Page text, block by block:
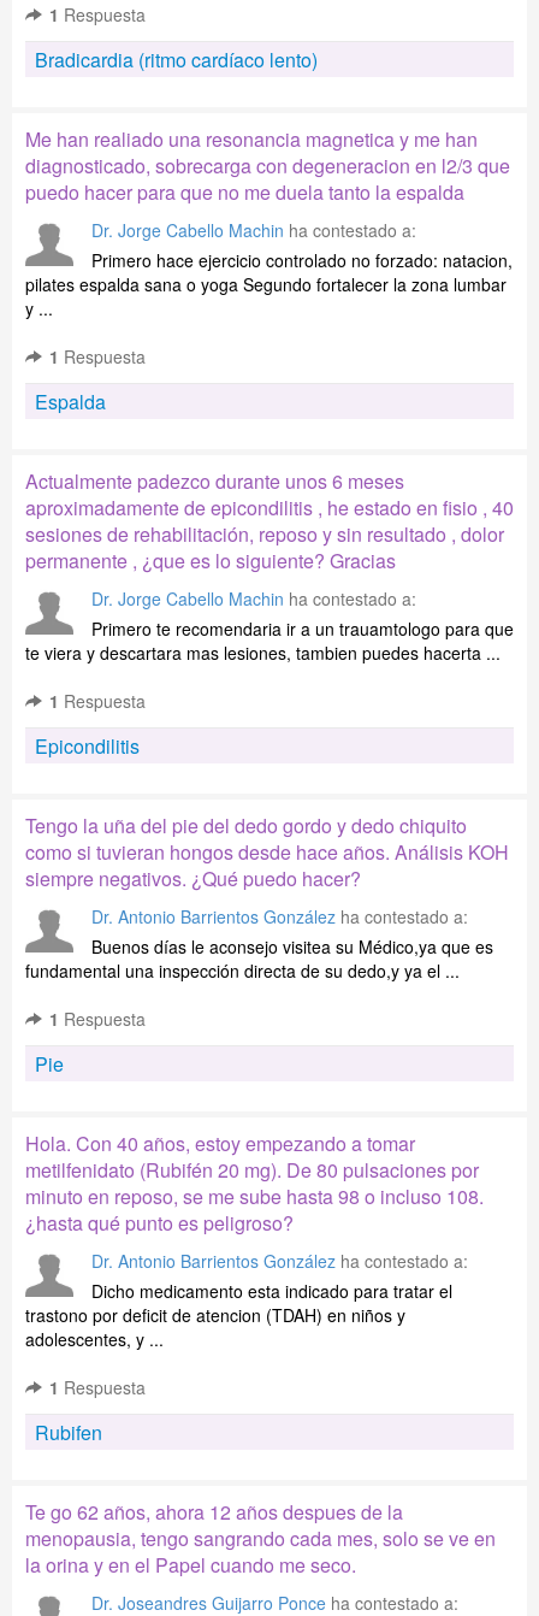
1 Respuesta
Bradicardia (ritmo cardíaco lento)
Me han realiado una resonancia magnetica y me han
diagnosticado, sobrecarga con degeneracion en l2/3 que
puedo hacer para que no me duela tanto la espalda
Dr. Jorge Cabello Machin ha contestado a:
Primero hace ejercicio controlado no forzado: natacion,
pilates espalda sana o yoga Segundo fortalecer la zona lumbar
y ...
1 Respuesta
Espalda
Actualmente padezco durante unos 6 meses
aproximadamente de epicondilitis , he estado en fisio , 40
sesiones de rehabilitación, reposo y sin resultado , dolor
permanente , ¿que es lo siguiente? Gracias
Dr. Jorge Cabello Machin ha contestado a:
Primero te recomendaria ir a un trauamtologo para que
te viera y descartara mas lesiones, tambien puedes hacerta ...
1 Respuesta
Epicondilitis
Tengo la uña del pie del dedo gordo y dedo chiquito
como si tuvieran hongos desde hace años. Análisis KOH
siempre negativos. ¿Qué puedo hacer?
Dr. Antonio Barrientos González ha contestado a:
Buenos días le aconsejo visitea su Médico,ya que es
fundamental una inspección directa de su dedo,y ya el ...
1 Respuesta
Pie
Hola. Con 40 años, estoy empezando a tomar
metilfenidato (Rubifén 20 mg). De 80 pulsaciones por
minuto en reposo, se me sube hasta 98 o incluso 108.
¿hasta qué punto es peligroso?
Dr. Antonio Barrientos González ha contestado a:
Dicho medicamento esta indicado para tratar el
trastono por deficit de atencion (TDAH) en niños y
adolescentes, y ...
1 Respuesta
Rubifen
Te go 62 años, ahora 12 años despues de la
menopausia, tengo sangrando cada mes, solo se ve en
la orina y en el Papel cuando me seco.
Dr. Joseandres Guijarro Ponce ha contestado a: